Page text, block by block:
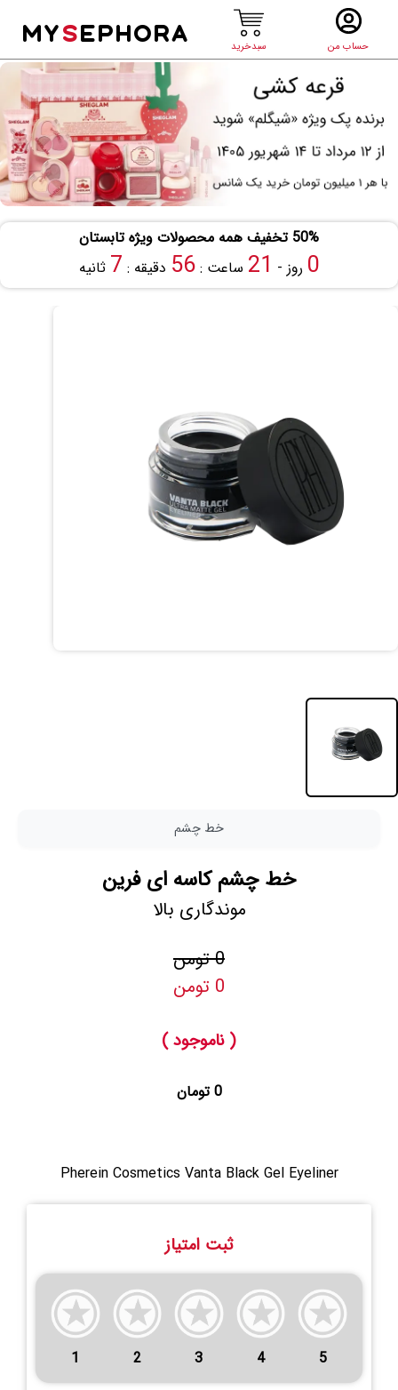
حساب من سبدخرید
MYSEPHORA
50% تخفیف همه محصولات ویژه تابستان
0 روز - 21 ساعت :56 دقیقه : 7 ثانیه
خط چشم
خط چشم کاسه ای فرین
موندگاری بالا
0 تومن
0 تومن
( ناموجود )
0 تومان
Pherein Cosmetics Vanta Black Gel Eyeliner
ثبت امتیاز
1 2 3 4 5